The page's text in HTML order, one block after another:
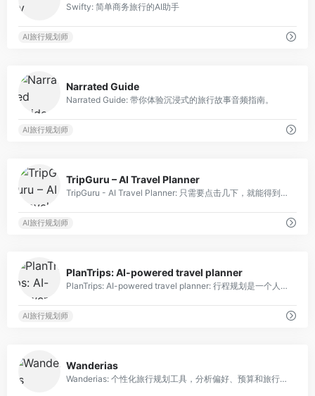
Swifty: 简单商务旅行的AI助手
AI旅行规划师
Narrated Guide
Narrated Guide: 带你体验沉浸式的旅行故事音频指南。
AI旅行规划师
TripGuru – AI Travel Planner
TripGuru - AI Travel Planner: 只需要点击几下，就能得到量身定制的旅行推荐。
AI旅行规划师
PlanTrips: AI-powered travel planner
PlanTrips: AI-powered travel planner: 行程规划是一个人工智能旅行规划器，通过快速生成定制行程安排来节省用户的时间。
AI旅行规划师
Wanderias
Wanderias: 个性化旅行规划工具，分析偏好、预算和旅行日期，提供定制行程安排。